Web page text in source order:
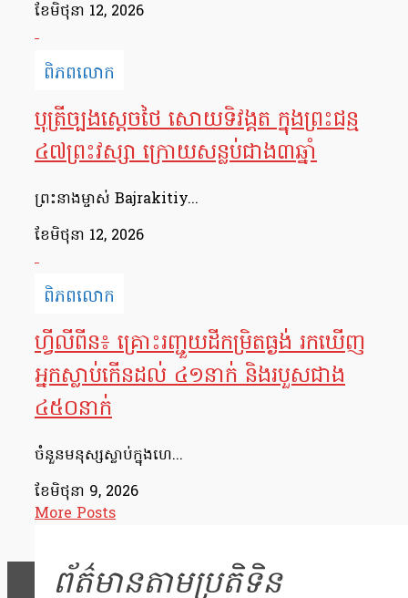
ខែ​មិថុនា 12, 2026
ពិភពលោក
បុត្រីច្បងស្ដេចថៃ សោយទិវង្គត ក្នុងព្រះជន្ម
៤៧ព្រះវស្សា ក្រោយសន្លប់ជាង៣ឆ្នាំ
ព្រះនាងម្ចាស់ Bajrakitiy...
ខែ​មិថុនា 12, 2026
ពិភពលោក
ហ្វីលីពីន៖ គ្រោះរញ្ជួយដីកម្រិតធ្ងង់ រកឃើញ
អ្នកស្លាប់កើនដល់ ៤១នាក់ និងរបួសជាង
៤៥០នាក់
ចំនួនមនុស្សស្លាប់ក្នុងហេ...
ខែ​មិថុនា 9, 2026
More Posts
ព័ត៌មានតាមប្រតិទិន